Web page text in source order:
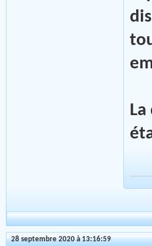
28 septembre 2020 à 13:16:59